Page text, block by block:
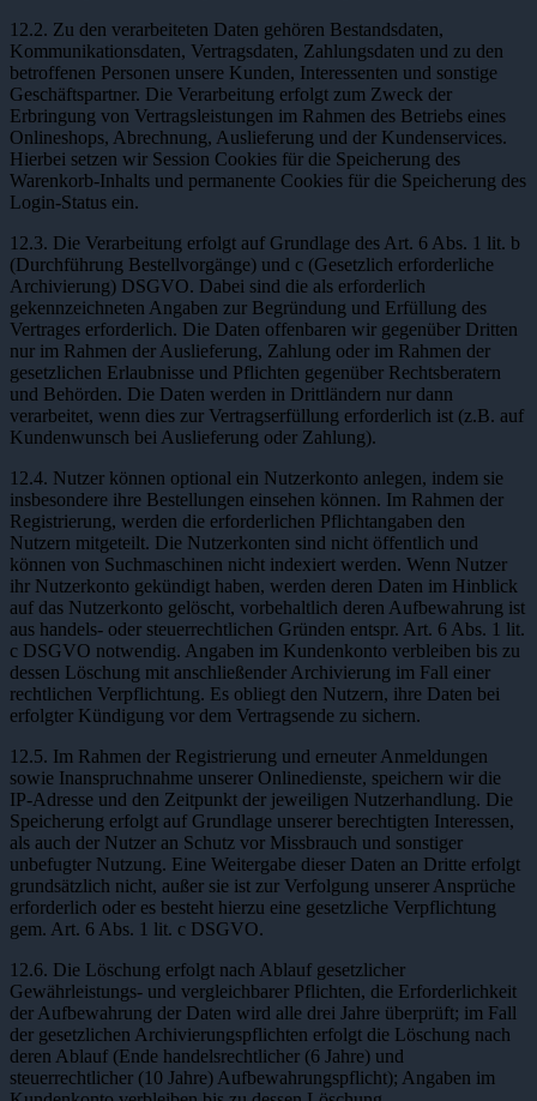
12.2. Zu den verarbeiteten Daten gehören Bestandsdaten,
Kommunikationsdaten, Vertragsdaten, Zahlungsdaten und zu den
betroffenen Personen unsere Kunden, Interessenten und sonstige
Geschäftspartner. Die Verarbeitung erfolgt zum Zweck der
Erbringung von Vertragsleistungen im Rahmen des Betriebs eines
Onlineshops, Abrechnung, Auslieferung und der Kundenservices.
Hierbei setzen wir Session Cookies für die Speicherung des
Warenkorb-Inhalts und permanente Cookies für die Speicherung des
Login-Status ein.
12.3. Die Verarbeitung erfolgt auf Grundlage des Art. 6 Abs. 1 lit. b
(Durchführung Bestellvorgänge) und c (Gesetzlich erforderliche
Archivierung) DSGVO. Dabei sind die als erforderlich
gekennzeichneten Angaben zur Begründung und Erfüllung des
Vertrages erforderlich. Die Daten offenbaren wir gegenüber Dritten
nur im Rahmen der Auslieferung, Zahlung oder im Rahmen der
gesetzlichen Erlaubnisse und Pflichten gegenüber Rechtsberatern
und Behörden. Die Daten werden in Drittländern nur dann
verarbeitet, wenn dies zur Vertragserfüllung erforderlich ist (z.B. auf
Kundenwunsch bei Auslieferung oder Zahlung).
12.4. Nutzer können optional ein Nutzerkonto anlegen, indem sie
insbesondere ihre Bestellungen einsehen können. Im Rahmen der
Registrierung, werden die erforderlichen Pflichtangaben den
Nutzern mitgeteilt. Die Nutzerkonten sind nicht öffentlich und
können von Suchmaschinen nicht indexiert werden. Wenn Nutzer
ihr Nutzerkonto gekündigt haben, werden deren Daten im Hinblick
auf das Nutzerkonto gelöscht, vorbehaltlich deren Aufbewahrung ist
aus handels- oder steuerrechtlichen Gründen entspr. Art. 6 Abs. 1 lit.
c DSGVO notwendig. Angaben im Kundenkonto verbleiben bis zu
dessen Löschung mit anschließender Archivierung im Fall einer
rechtlichen Verpflichtung. Es obliegt den Nutzern, ihre Daten bei
erfolgter Kündigung vor dem Vertragsende zu sichern.
12.5. Im Rahmen der Registrierung und erneuter Anmeldungen
sowie Inanspruchnahme unserer Onlinedienste, speichern wir die
IP-Adresse und den Zeitpunkt der jeweiligen Nutzerhandlung. Die
Speicherung erfolgt auf Grundlage unserer berechtigten Interessen,
als auch der Nutzer an Schutz vor Missbrauch und sonstiger
unbefugter Nutzung. Eine Weitergabe dieser Daten an Dritte erfolgt
grundsätzlich nicht, außer sie ist zur Verfolgung unserer Ansprüche
erforderlich oder es besteht hierzu eine gesetzliche Verpflichtung
gem. Art. 6 Abs. 1 lit. c DSGVO.
12.6. Die Löschung erfolgt nach Ablauf gesetzlicher
Gewährleistungs- und vergleichbarer Pflichten, die Erforderlichkeit
der Aufbewahrung der Daten wird alle drei Jahre überprüft; im Fall
der gesetzlichen Archivierungspflichten erfolgt die Löschung nach
deren Ablauf (Ende handelsrechtlicher (6 Jahre) und
steuerrechtlicher (10 Jahre) Aufbewahrungspflicht); Angaben im